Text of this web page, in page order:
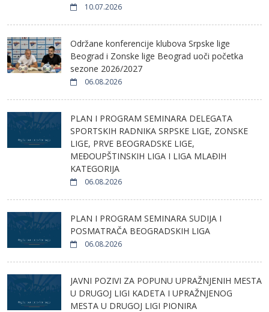
10.07.2026
Održane konferencije klubova Srpske lige
Beograd i Zonske lige Beograd uoči početka
sezone 2026/2027
06.08.2026
PLAN I PROGRAM SEMINARA DELEGATA
SPORTSKIH RADNIKA SRPSKE LIGE, ZONSKE
LIGE, PRVE BEOGRADSKE LIGE,
MEĐOUPŠTINSKIH LIGA I LIGA MLAĐIH
KATEGORIJA
06.08.2026
PLAN I PROGRAM SEMINARA SUDIJA I
POSMATRAČA BEOGRADSKIH LIGA
06.08.2026
JAVNI POZIVI ZA POPUNU UPRAŽNJENIH MESTA
U DRUGOJ LIGI KADETA I UPRAŽNJENOG
MESTA U DRUGOJ LIGI PIONIRA